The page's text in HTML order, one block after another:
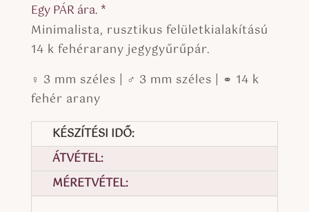
Egy PÁR ára. *
Minimalista, rusztikus felületkialakítású
14 k fehérarany jegygyűrűpár.
♀ 3 mm széles | ♂ 3 mm széles | ⚭ 14 k
fehér arany
KÉSZÍTÉSI IDŐ:
ÁTVÉTEL:
MÉRETVÉTEL: